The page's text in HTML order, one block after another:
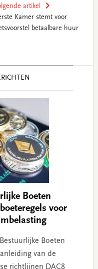
artikel
Kamer stemt voor
betaalbare huur
Boeten
voor
Boeten
van de
richtlijnen DAC8